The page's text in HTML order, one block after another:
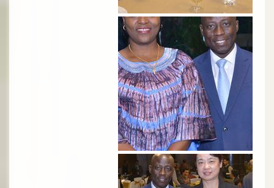
الصورة
الصورة